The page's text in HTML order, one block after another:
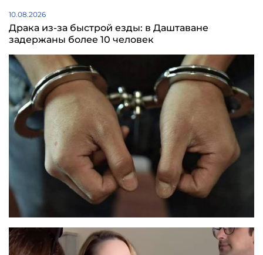
10.08.2026
Драка из-за быстрой езды: в Даштаване
задержаны более 10 человек